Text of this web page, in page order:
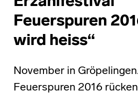
Feuerspuren
wird heiss“
November in
Feuerspuren 2016